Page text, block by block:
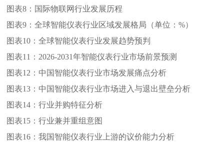
图表8： 国际物联网行业发展历程
图表9：全球智能仪表行业区域发展格局（单位：%）
图表10：全球智能仪表行业发展趋势预判
图表11： 2026-2031年智能仪表行业市场前景预测
图表12： 中国智能仪表行业市场发展痛点分析
图表13： 中国智能仪表行业市场进入与退出壁垒分析
图表14：行业并购特征分析
图表15：行业兼并重组意图
图表16：我国智能仪表行业上游的议价能力分析